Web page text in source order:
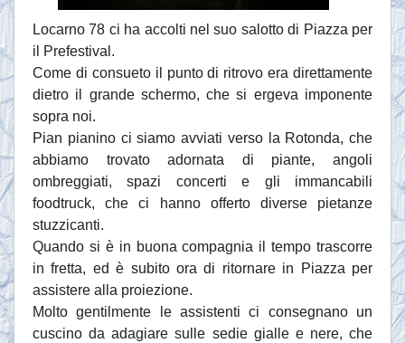
Locarno 78 ci ha accolti nel suo salotto di Piazza per
il Prefestival.
Come di consueto il punto di ritrovo era direttamente
dietro il grande schermo, che si ergeva imponente
sopra noi.
Pian pianino ci siamo avviati verso la Rotonda, che
abbiamo trovato adornata di piante, angoli
ombreggiati, spazi concerti e gli immancabili
foodtruck, che ci hanno offerto diverse pietanze
stuzzicanti.
Quando si è in buona compagnia il tempo trascorre
in fretta, ed è subito ora di ritornare in Piazza per
assistere alla proiezione.
Molto gentilmente le assistenti ci consegnano un
cuscino da adagiare sulle sedie gialle e nere, che